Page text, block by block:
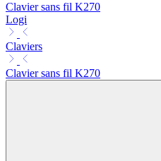
Clavier sans fil K270
Logi
Claviers
Clavier sans fil K270